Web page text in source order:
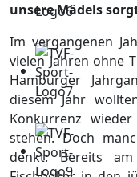
unsere Mädels
Im vergangenen
vielen Jahren ohne
Hamburger
diesem Jahr
Konkurrenz
stehen. Doch
denkt: Bereits